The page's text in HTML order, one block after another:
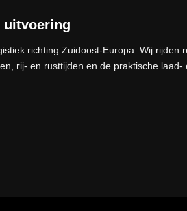
uitvoering
richting Zuidoost-Europa. Wij rijden
rij- en rusttijden en de praktische laad-